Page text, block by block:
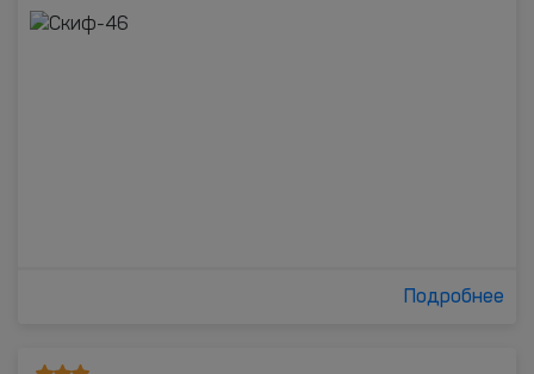
Подробнее